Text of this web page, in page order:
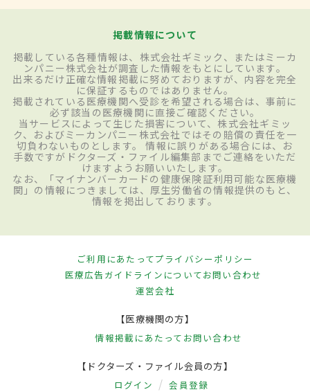
掲載情報について
掲載している各種情報は、株式会社ギミック、またはミーカ
ンパニー株式会社が調査した情報をもとにしています。
出来るだけ正確な情報掲載に努めておりますが、内容を完全
に保証するものではありません。
掲載されている医療機関へ受診を希望される場合は、事前に
必ず該当の医療機関に直接ご確認ください。
当サービスによって生じた損害について、株式会社ギミッ
ク、およびミーカンパニー株式会社ではその賠償の責任を一
切負わないものとします。 情報に誤りがある場合には、お
手数ですがドクターズ・ファイル編集部までご連絡をいただ
けますようお願いいたします。
なお、「マイナンバーカードの健康保険証利用可能な医療機
関」の情報につきましては、厚生労働省の情報提供のもと、
情報を掲出しております。
ご利用にあたってプライバシーポリシー
医療広告ガイドラインについてお問い合わせ
運営会社
【医療機関の方】
情報掲載にあたって お問い合わせ
【ドクターズ・ファイル会員の方】
ログイン 会員登録